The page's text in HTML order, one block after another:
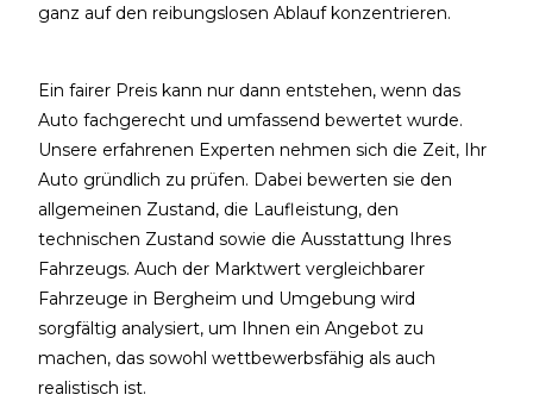
ganz auf den reibungslosen Ablauf konzentrieren.
Ein fairer Preis kann nur dann entstehen, wenn das
Auto fachgerecht und umfassend bewertet wurde.
Unsere erfahrenen Experten nehmen sich die Zeit, Ihr
Auto gründlich zu prüfen. Dabei bewerten sie den
allgemeinen Zustand, die Laufleistung, den
technischen Zustand sowie die Ausstattung Ihres
Fahrzeugs. Auch der Marktwert vergleichbarer
Fahrzeuge in Bergheim und Umgebung wird
sorgfältig analysiert, um Ihnen ein Angebot zu
machen, das sowohl wettbewerbsfähig als auch
realistisch ist.